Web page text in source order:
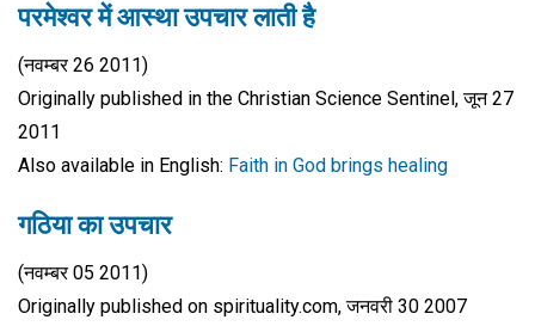
परमेश्वर में आस्था उपचार लाती है
(नवम्बर 26 2011)
Originally published in the Christian Science Sentinel, जून 27
2011
Also available in English: Faith in God brings healing
गठिया का उपचार
(नवम्बर 05 2011)
Originally published on spirituality.com, जनवरी 30 2007